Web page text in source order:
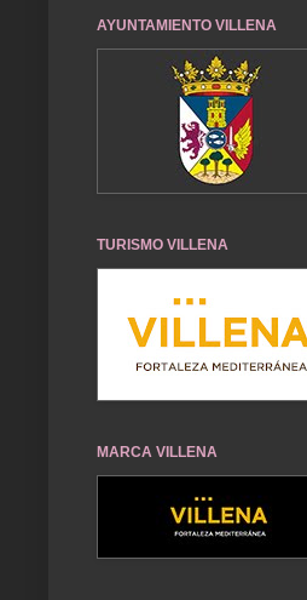
AYUNTAMIENTO VILLENA
TURISMO VILLENA
MARCA VILLENA